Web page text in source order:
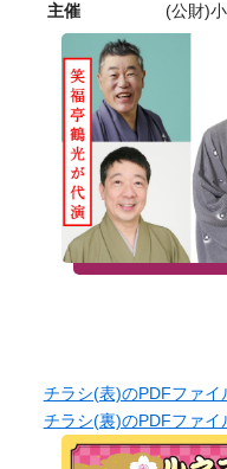
主催 (公財)
チラシ(表)のPDFファイ
チラシ(裏)のPDFファイ